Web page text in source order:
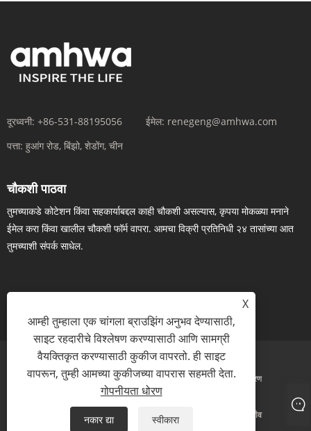
दूरध्वनी: +86-531-88195056 ईमेल: renegeng@amhwa.com
पत्ता: हुआंग रोड, बिंझो, शेडोंग, चीन
चौकशी पाठवा
तुमच्याकडे कोटेशन किंवा सहकार्याबद्दल काही चौकशी असल्यास, कृपया मोकळ्या मनाने
ईमेल करा किंवा खालील चौकशी फॉर्म वापरा. आमचा विक्री प्रतिनिधी २४ तासांच्या आत
तुमच्याशी संपर्क साधेल.
Links Sitemap RSS XML गोपनीयता धोरण
कॉपीराइट © 2023 Amhwa Biopharm Co., Ltd. सर्व हक्क राखीव
X
आम्ही तुम्हाला एक चांगला ब्राउझिंग अनुभव देण्यासाठी,
साइट रहदारीचे विश्लेषण करण्यासाठी आणि सामग्री
वैयक्तिकृत करण्यासाठी कुकीज वापरतो. ही साइट
वापरून, तुम्ही आमच्या कुकीजच्या वापरास सहमती देता.
गोपनीयता धोरण
नकार द्या स्वीकारा